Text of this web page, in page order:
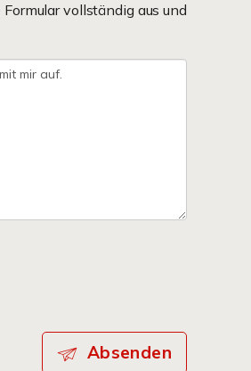
vollständig aus und
Absenden